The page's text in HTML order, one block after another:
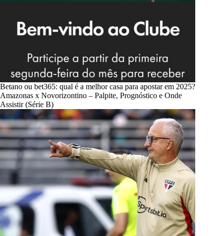
Betano ou bet365: qual é a melhor casa para apostar em 2025?
Amazonas x Novorizontino – Palpite, Prognóstico e Onde
Assistir (Série B)